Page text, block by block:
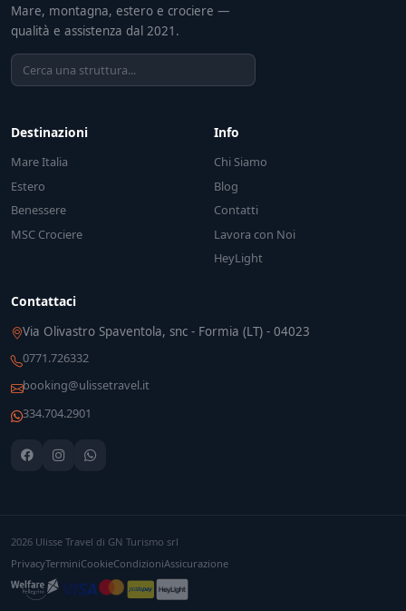
Mare, montagna, estero e crociere —
qualità e assistenza dal 2021.
Destinazioni
Mare Italia
Estero
Benessere
MSC Crociere
Info
Chi Siamo
Blog
Contatti
Lavora con Noi
HeyLight
Contattaci
Via Olivastro Spaventola, snc - Formia (LT) - 04023
0771.726332
booking@ulissetravel.it
334.704.2901
2026 Ulisse Travel di GN Turismo srl
PrivacyTerminiCookieCondizioniAssicurazione